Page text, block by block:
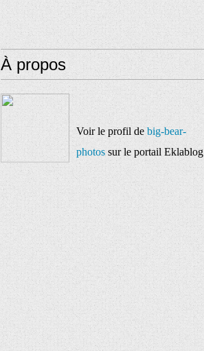
À propos
Voir le profil debig-bear-
photossur le portail Eklablog